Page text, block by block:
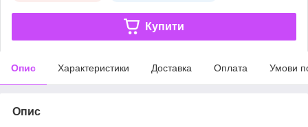
Купити
Опис Характеристики Доставка Оплата Умови
Опис